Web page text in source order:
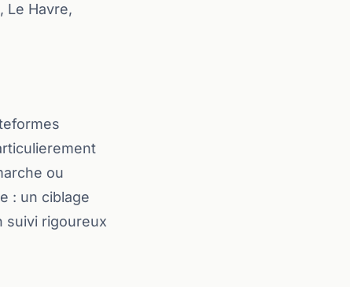
Le Havre,
ou
: un ciblage
suivi rigoureux